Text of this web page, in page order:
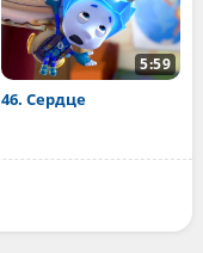
5:59
46. Сердце